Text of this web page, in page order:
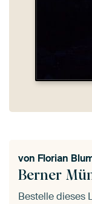
Berner
von Florian
Bestelle dieses